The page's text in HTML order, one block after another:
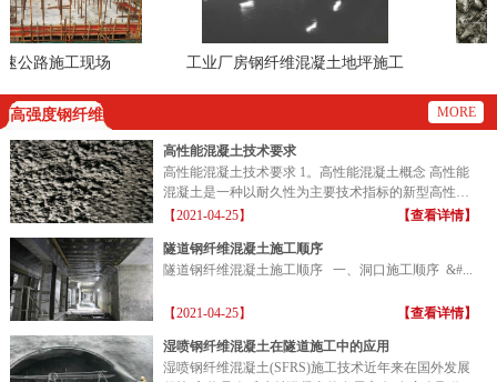
路施工现场
工业厂房钢纤维混凝土地坪施工
高强度钢纤维 MORE
高性能混凝土技术要求
高性能混凝土技术要求 1。高性能混凝土概念 高性能
混凝土是一种以耐久性为主要技术指标的新型高性能
混凝土...
【2021-04-25】 【查看详情】
隧道钢纤维混凝土施工顺序
隧道钢纤维混凝土施工顺序 一、洞口施工顺序 &#...
【2021-04-25】 【查看详情】
湿喷钢纤维混凝土在隧道施工中的应用
湿喷钢纤维混凝土(SFRS)施工技术近年来在国外发展